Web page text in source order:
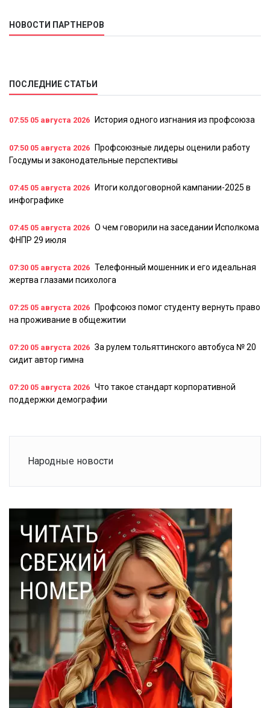
НОВОСТИ ПАРТНЕРОВ
ПОСЛЕДНИЕ СТАТЬИ
07:55 05 августа 2026 История одного изгнания из профсоюза
07:50 05 августа 2026
Профсоюзные лидеры оценили работу
Госдумы и законодательные перспективы
07:45 05 августа 2026
Итоги колдоговорной кампании-2025 в
инфографике
07:45 05 августа 2026 О чем говорили на заседании Исполкома
ФНПР 29 июля
07:30 05 августа 2026 Телефонный мошенник и его идеальная
жертва глазами психолога
07:25 05 августа 2026
Профсоюз помог студенту вернуть право
на проживание в общежитии
07:20 05 августа 2026 За рулем тольяттинского автобуса № 20
сидит автор гимна
07:20 05 августа 2026 Что такое стандарт корпоративной
поддержки демографии
Народные новости